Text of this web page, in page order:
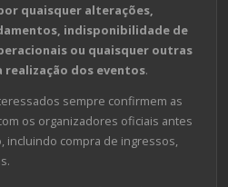
quaisquer alterações,
indisponibilidade de
ou quaisquer outras
realização dos eventos.
sempre confirmem as
os organizadores oficiais antes
incluindo compra de ingressos,